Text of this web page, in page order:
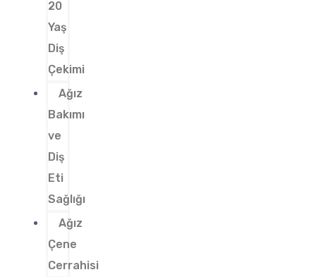
20
Yaş
Diş
Çekimi
Ağız
Bakımı
ve
Diş
Eti
Sağlığı
Ağız
Çene
Cerrahisi